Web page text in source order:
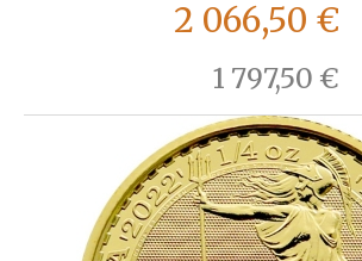
2 066,50 €
1 797,50 €